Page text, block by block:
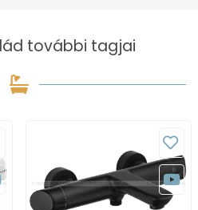
további tagjai